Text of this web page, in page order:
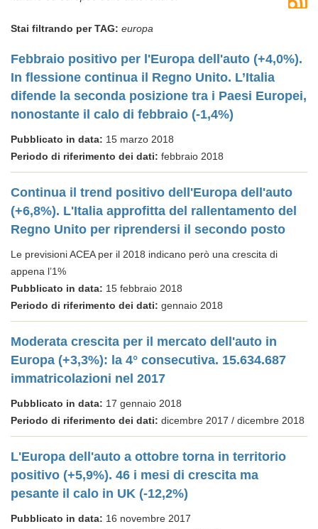
Stai filtrando per TAG: europa
Febbraio positivo per l'Europa dell'auto (+4,0%).
In flessione continua il Regno Unito. L’Italia
difende la seconda posizione tra i Paesi Europei,
nonostante il calo di febbraio (-1,4%)
Pubblicato in data: 15 marzo 2018
Periodo di riferimento dei dati: febbraio 2018
Continua il trend positivo dell'Europa dell'auto
(+6,8%). L'Italia approfitta del rallentamento del
Regno Unito per riprendersi il secondo posto
Le previsioni ACEA per il 2018 indicano però una crescita di
appena l’1%
Pubblicato in data: 15 febbraio 2018
Periodo di riferimento dei dati: gennaio 2018
Moderata crescita per il mercato dell'auto in
Europa (+3,3%): la 4° consecutiva. 15.634.687
immatricolazioni nel 2017
Pubblicato in data: 17 gennaio 2018
Periodo di riferimento dei dati: dicembre 2017 / dicembre 2018
L'Europa dell'auto a ottobre torna in territorio
positivo (+5,9%). 46 i mesi di crescita ma
pesante il calo in UK (-12,2%)
Pubblicato in data: 16 novembre 2017